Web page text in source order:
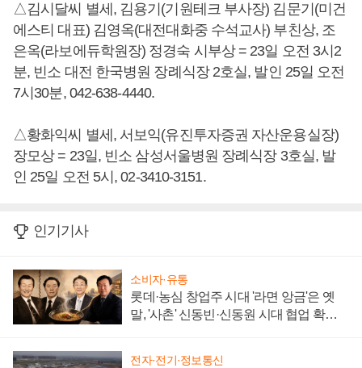
△김시달씨 별세, 김용기(기원테크 부사장) 김문기(미건
에스티 대표) 김영옥(대전대화중 수석교사) 부친상, 조
은옥(라보에듀학원장) 정경숙 시부상 = 23일 오전 3시2
분, 빈소 대전 한국병원 장례식장 2호실, 발인 25일 오전
7시30분, 042-638-4440.
△황화익씨 별세, 서보익(유진투자증권 자산운용실장)
장모상 = 23일, 빈소 삼성서울병원 장례식장 3호실, 발
인 25일 오전 5시, 02-3410-3151.
인기기사
소비자·유통
롯데·농심 창업주 시대 '라면 앙금'은 옛
말, '사촌' 신동빈·신동원 시대 협업 확대
전자·전기·정보통신